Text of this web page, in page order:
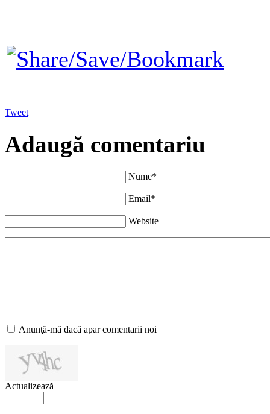
Tweet
Adaugă comentariu
Nume*
Email*
Website
Anunţă-mă dacă apar comentarii noi
Actualizează